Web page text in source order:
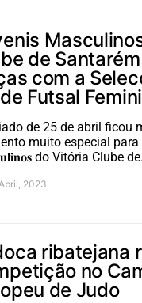
de
com a
de Futsal
de 25 de abril ficou
muito especial para
do Vitória Clube
2023
ribatejana
no
de Judo